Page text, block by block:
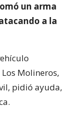
un arma
a la
Molineros,
pidió ayuda,